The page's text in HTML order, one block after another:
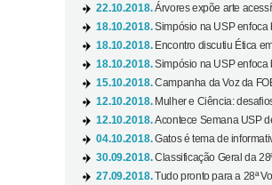
22.10.2018.Árvores expõe arte
18.10.2018.Simpósio na USP enfoca
18.10.2018. Encontro discutiu Ética
18.10.2018.Simpósio na USP enfoca
15.10.2018.Campanha da Voz da
12.10.2018. Mulher e Ciência:
12.10.2018.Acontece Semana USP
04.10.2018.Gatos é tema de
30.09.2018.Classificação Geral da
27.09.2018.Tudo pronto para a 28ª